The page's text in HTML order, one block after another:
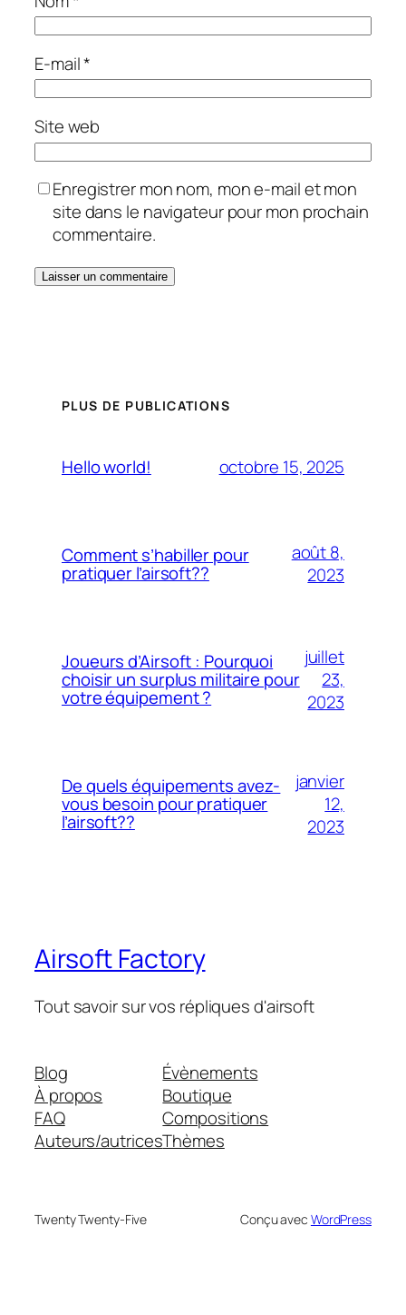
E-mail*
Site web
Enregistrer mon nom, mon e-mail et mon
site dans le navigateur pour mon prochain
commentaire.
PLUS DE PUBLICATIONS
Hello world! octobre 15, 2025
Comment s’habiller pour
pratiquer l’airsoft??
août 8,
2023
Joueurs d’Airsoft : Pourquoi
choisir un surplus militaire pour
votre équipement ?
juillet
23,
2023
De quels équipements avez-
vous besoin pour pratiquer
l’airsoft??
janvier
12,
2023
Airsoft Factory
Tout savoir sur vos répliques d'airsoft
Blog
À propos
FAQ
Auteurs/autrices
Évènements
Boutique
Compositions
Thèmes
Twenty Twenty-Five Conçu avec WordPress